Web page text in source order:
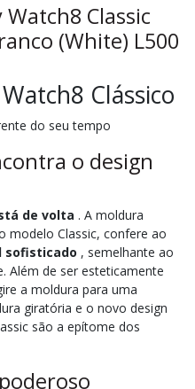
Classic
(White) L500
Clássico
do seu tempo
o design
de volta . A moldura
modelo Classic, confere ao
sofisticado , semelhante ao
Além de ser esteticamente
a moldura para uma
giratória e o novo design
são a epítome dos